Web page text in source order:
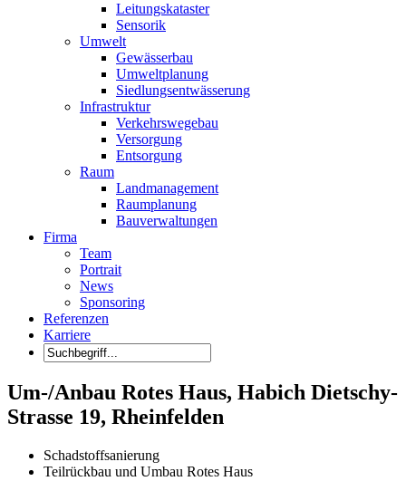
Leitungskataster
Sensorik
Umwelt
Gewässerbau
Umweltplanung
Siedlungsentwässerung
Infrastruktur
Verkehrswegebau
Versorgung
Entsorgung
Raum
Landmanagement
Raumplanung
Bauverwaltungen
Firma
Team
Portrait
News
Sponsoring
Referenzen
Karriere
Um-/Anbau Rotes Haus, Habich Dietschy-
Strasse 19, Rheinfelden
Schadstoffsanierung
Teilrückbau und Umbau Rotes Haus